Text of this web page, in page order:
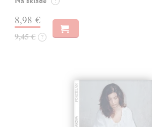
8,98 €
9,45 € ?